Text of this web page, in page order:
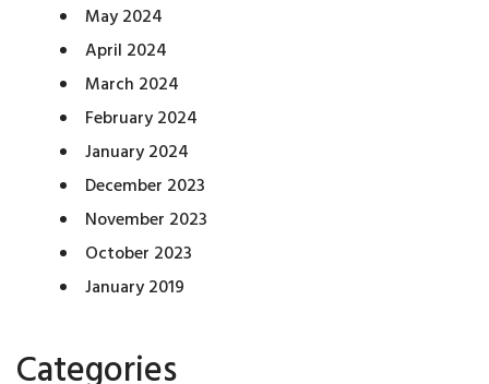
May 2024
April 2024
March 2024
February 2024
January 2024
December 2023
November 2023
October 2023
January 2019
Categories